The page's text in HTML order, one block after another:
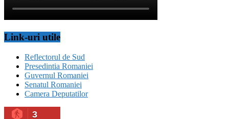
Link-uri utile
Reflectorul de Sud
Presedintia Romaniei
Guvernul Romaniei
Senatul Romaniei
Camera Deputatilor
3